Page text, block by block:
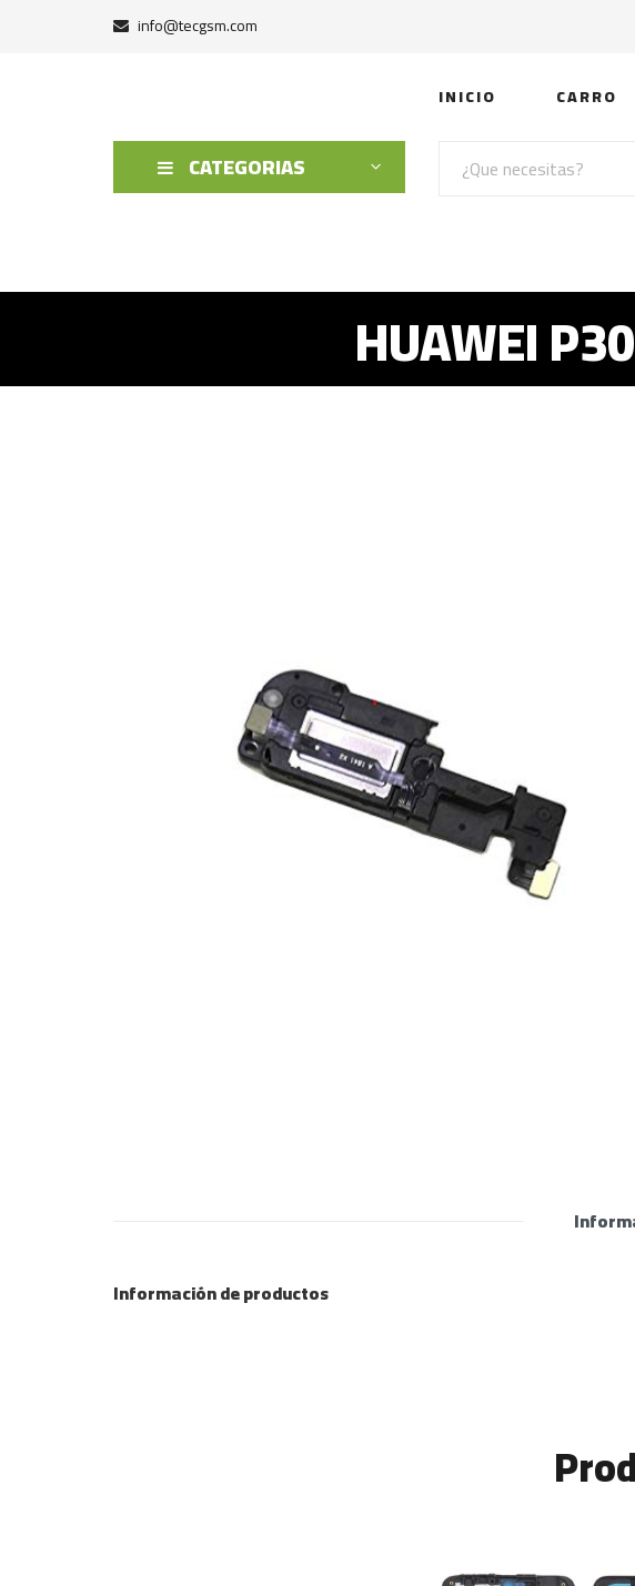
info@tecgsm.com
INICIO CARRO
CATEGORIAS
HUAWEI
Información de productos